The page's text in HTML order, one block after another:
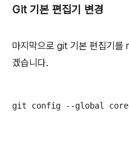
Git 기본 편집기 변경
마지막으로 git 기본 편집기를
겠습니다.
git config --global